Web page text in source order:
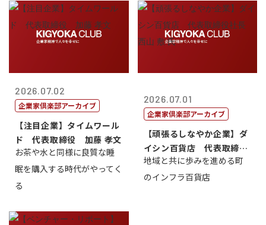
2026.07.02
企業家倶楽部アーカイブ
【注目企業】タイムワール
ド 代表取締役 加藤 孝文
お茶や水と同様に良質な睡
眠を購入する時代がやってく
る
2026.07.01
企業家倶楽部アーカイブ
【頑張るしなやか企業】ダ
イシン百貨店 代表取締役
社長 西山 ...
地域と共に歩みを進める町
のインフラ百貨店